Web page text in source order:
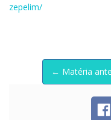
zepelim/
← Matéria